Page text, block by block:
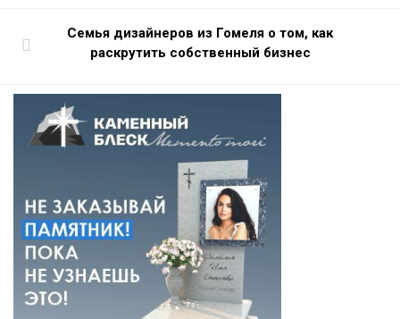
Семья дизайнеров из Гомеля о том, как
раскрутить собственный бизнес